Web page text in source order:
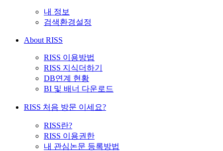
내 정보
검색환경설정
About RISS
RISS 이용방법
RISS 지식더하기
DB연계 현황
BI 및 배너 다운로드
RISS 처음 방문 이세요?
RISS란?
RISS 이용권한
내 관심논문 등록방법